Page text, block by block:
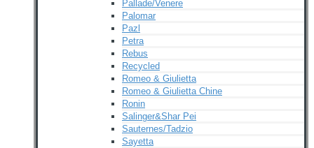
Pallade/Venere
Palomar
Pazl
Petra
Rebus
Recycled
Romeo & Giulietta
Romeo & Giulietta Chine
Ronin
Salinger&Shar Pei
Sauternes/Tadzio
Sayetta